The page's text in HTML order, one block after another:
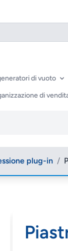
di vuoto
di
plug-in /